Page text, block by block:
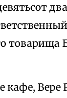
товарища
кафе,